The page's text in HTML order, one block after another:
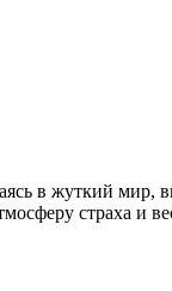
в жуткий мир,
страха и